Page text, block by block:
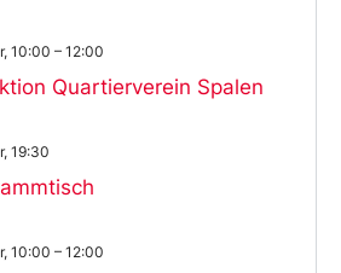
Quartierverein Spalen
10:00 – 12:00
19:30
10:00 – 12:00